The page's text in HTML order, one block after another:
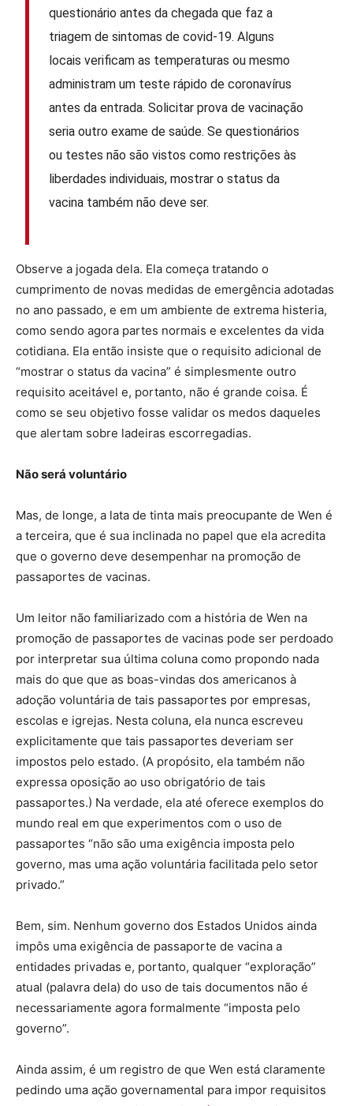
questionário antes da chegada que faz a
triagem de sintomas de covid-19. Alguns
locais verificam as temperaturas ou mesmo
administram um teste rápido de coronavírus
antes da entrada. Solicitar prova de vacinação
seria outro exame de saúde. Se questionários
ou testes não são vistos como restrições às
liberdades individuais, mostrar o status da
vacina também não deve ser.
Observe a jogada dela. Ela começa tratando o
cumprimento de novas medidas de emergência adotadas
no ano passado, e em um ambiente de extrema histeria,
como sendo agora partes normais e excelentes da vida
cotidiana. Ela então insiste que o requisito adicional de
“mostrar o status da vacina” é simplesmente outro
requisito aceitável e, portanto, não é grande coisa. É
como se seu objetivo fosse validar os medos daqueles
que alertam sobre ladeiras escorregadias.
Não será voluntário
Mas, de longe, a lata de tinta mais preocupante de Wen é
a terceira, que é sua inclinada no papel que ela acredita
que o governo deve desempenhar na promoção de
passaportes de vacinas.
Um leitor não familiarizado com a história de Wen na
promoção de passaportes de vacinas pode ser perdoado
por interpretar sua última coluna como propondo nada
mais do que que as boas-vindas dos americanos à
adoção voluntária de tais passaportes por empresas,
escolas e igrejas. Nesta coluna, ela nunca escreveu
explicitamente que tais passaportes deveriam ser
impostos pelo estado. (A propósito, ela também não
expressa oposição ao uso obrigatório de tais
passaportes.) Na verdade, ela até oferece exemplos do
mundo real em que experimentos com o uso de
passaportes “não são uma exigência imposta pelo
governo, mas uma ação voluntária facilitada pelo setor
privado.”
Bem, sim. Nenhum governo dos Estados Unidos ainda
impôs uma exigência de passaporte de vacina a
entidades privadas e, portanto, qualquer “exploração”
atual (palavra dela) do uso de tais documentos não é
necessariamente agora formalmente “imposta pelo
governo”.
Ainda assim, é um registro de que Wen está claramente
pedindo uma ação governamental para impor requisitos